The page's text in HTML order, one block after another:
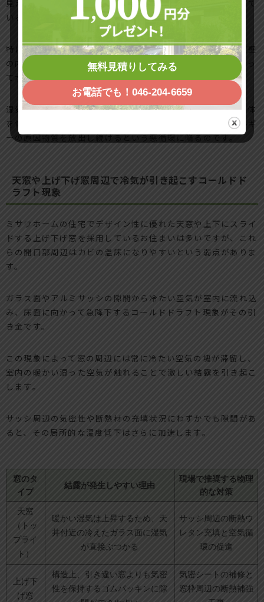
見えない壁の内部や床下ではそれ以上に深刻な状況が進行して
いるケースが少なくありません。
特に高気密な木質パネル工法を採用している住宅では、一度壁
の内部に湿気が侵入してしまうと、その高い密閉性が仇となっ
て水分が抜けなくなってしまいます。
湿気が壁の内部に長期間とどまり続けることで、木質の構造体
を傷めるだけでなく、住む人の健康にも影響を及ぼすアレルギ
ーの原因物質を放出し続けるという悪循環に陥るのです。
天窓や上げ下げ窓周辺で冷気が引き起こすコールドド
ラフト現象
ミサワホームの住宅でデザイン性に優れた天窓や上下にスライ
ドする上げ下げ窓を採用しているお住まいは多いですが、これ
らの開口部周辺はカビの温床になりやすいという弱点がありま
す。
ガラス面やアルミサッシの隙間から冷たい空気が室内に流れ込
み、床面に向かって急降下するコールドドラフト現象がその引
き金です。
この現象によって窓の周辺には常に冷たい空気の塊が滞留し、
室内の暖かい湿った空気が触れることで激しい結露を引き起こ
します。
サッシ周辺の気密性や断熱材の充填状況にわずかでも隙間があ
ると、その局所的な温度低下はさらに加速します。
窓のタ
イプ
結露が発生しやすい理由
現場で推奨する物理
的な対策
天窓
（トッ
プライ
ト）
暖かい湿気は上昇するため、天
井付近の冷えたガラス面に湿気
が直接ぶつかる
サッシ周辺の断熱ウ
レタン充填と空気循
環の促進
上げ下
げ窓
構造上、引き違い窓よりも気密
性を保持するゴムパッキンに隙
気密シートの補修と
窓枠周辺の断熱補強
無料見積りしてみる
お電話でも！046-204-6659